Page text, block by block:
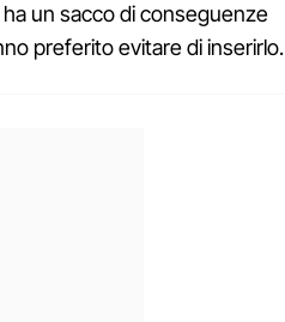
un sacco di conseguenze
preferito evitare di inserirlo.